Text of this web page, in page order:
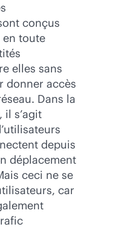
conçus
toute
elles sans
donner accès
Dans la
il s’agit
depuis
déplacement
ceci ne se
car